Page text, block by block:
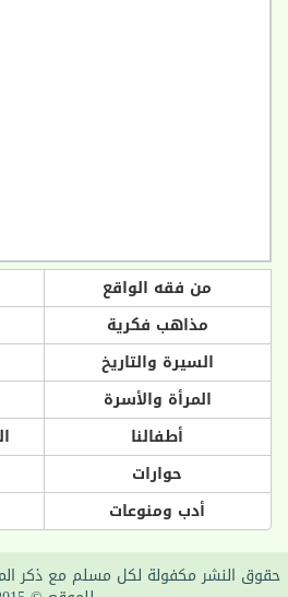
من فقه الواقع
مذاهب فكرية
السيرة والتاريخ
المرأة والأسرة
أطفالنا
حوارات
أدب ومنوعات
حقوق النشر مكفولة لكل مسلم مع ذكر